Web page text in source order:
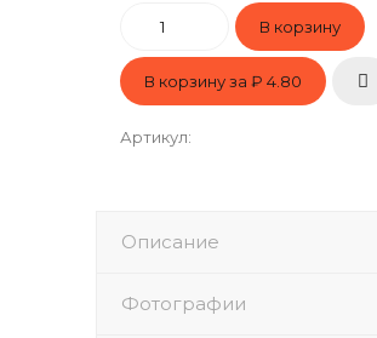
В корзину за ₽ 4.80
Артикул:
Описание
Фотографии